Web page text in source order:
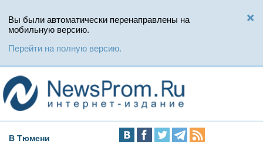
Вы были автоматически перенаправлены на
мобильную версию.
Перейти на полную версию.
В Тюмени